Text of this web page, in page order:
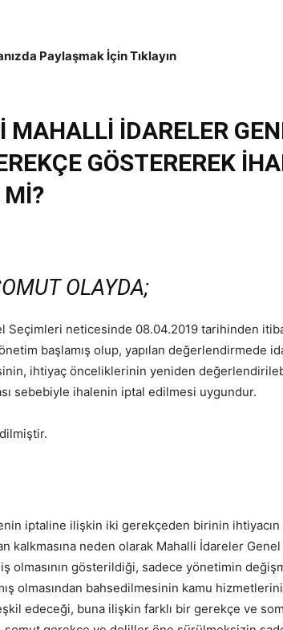
Paylaşmak İçin Tıklayın
MAHALLİ İDARELER
GÖSTEREREK
Mİ?
OLAYDA;
Seçimleri neticesinde 08.04.2019 tarihinden
başlamış olup, yapılan değerlendirmede
ihtiyaç önceliklerinin yeniden
sebebiyle ihalenin iptal edilmesi uygundur.
iptaline ilişkin iki gerekçeden birinin ihtiyacın
kalkmasına neden olarak Mahalli İdareler
olmasının gösterildiği, sadece yönetimin
olmasından bahsedilmesinin kamu
edeceği, buna ilişkin farklı bir gerekçe ve